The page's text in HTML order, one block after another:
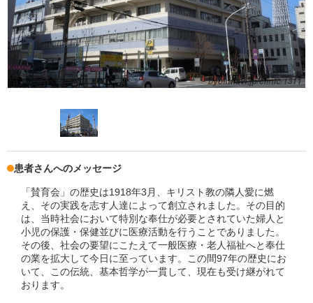
患者さんへのメッセージ
「賛育会」の歴史は1918年3月、キリスト教の隣人愛に燃
え、その実践を志す人達によって創立されました。その目的
は、当時社会において特別な奉仕が必要とされていた婦人と
小児の保護・保健並びに医療活動を行うことでありました。
その後、社会の要望にこたえて一般医療・老人福祉へと奉仕
の業を拡大して今日に至っています。この間97年の歴史にお
いて、この伝統、基本哲学が一貫して、現在も受け継がれて
おります。